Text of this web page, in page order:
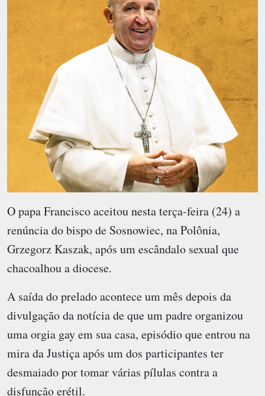
O papa Francisco aceitou nesta terça-feira (24) a
renúncia do bispo de Sosnowiec, na Polônia,
Grzegorz Kaszak, após um escândalo sexual que
chacoalhou a diocese.
A saída do prelado acontece um mês depois da
divulgação da notícia de que um padre organizou
uma orgia gay em sua casa, episódio que entrou na
mira da Justiça após um dos participantes ter
desmaiado por tomar várias pílulas contra a
disfunção erétil.